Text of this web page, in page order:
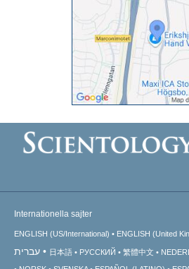
Internationella sajter
ENGLISH (US/International) ENGLISH (United
עברית 日本語 РУССКИЙ 繁體中文